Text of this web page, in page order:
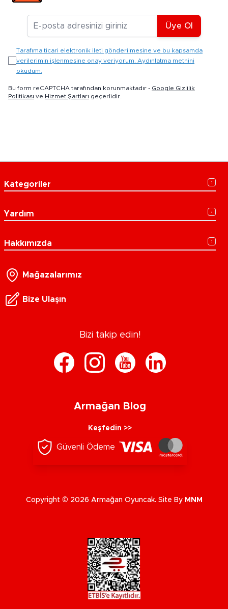
E-posta Adresiniz
Üye Ol
Tarafıma ticari elektronik ileti gönderilmesine ve bu kapsamda
verilerimin işlenmesine onay veriyorum. Aydınlatma metnini
okudum.
Bu form reCAPTCHA tarafından korunmaktadır - Google Gizlilik
Politikası ve Hizmet Şartları geçerlidir.
Kategoriler
Yardım
Hakkımızda
Mağazalarımız
Bize Ulaşın
Bizi takip edin!
Armağan Blog
Keşfedin >>
Güvenli Ödeme
Copyright © 2026 Armağan Oyuncak. Site By MNM